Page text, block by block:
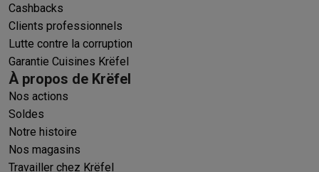
Cashbacks
Clients professionnels
Lutte contre la corruption
Garantie Cuisines Krëfel
À propos de Krëfel
Nos actions
Soldes
Notre histoire
Nos magasins
Travailler chez Krëfel